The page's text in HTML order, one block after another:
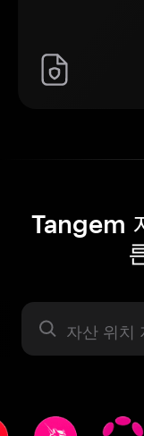
Tangem
자산 라벨